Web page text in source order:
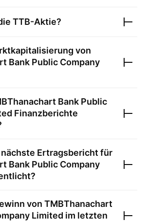
TTB-Aktie?
von
Bank Public Company
Bank Public
Finanzberichte
Ertragsbericht für
Bank Public Company
von TMBThanachart
Limited im letzten